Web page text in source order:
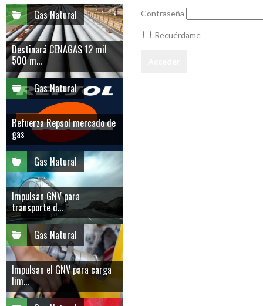
Contraseña
Recuérdame
Gas Natural
Destinará CENAGAS 12 mil
500 m...
Gas Natural
Refuerza Repsol mercado de
gas
Gas Natural
Impulsan GNV para
transporte d...
Gas Natural
Impulsan el GNV para carga
lim...